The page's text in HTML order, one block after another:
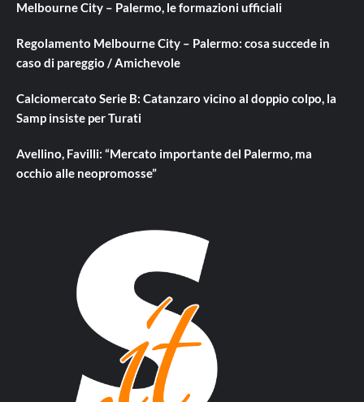
Melbourne City – Palermo, le formazioni ufficiali
Regolamento Melbourne City – Palermo: cosa succede in
caso di pareggio / Amichevole
Calciomercato Serie B: Catanzaro vicino al doppio colpo, la
Samp insiste per Turati
Avellino, Favilli: “Mercato importante del Palermo, ma
occhio alle neopromosse”